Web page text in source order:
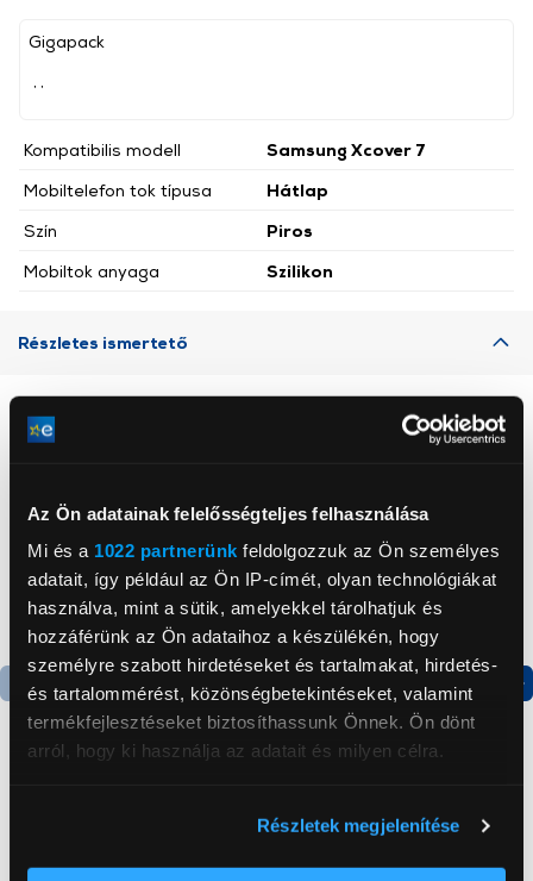
Az Ön adatainak felelősségteljes felhasználása
Mi és a 1022 partnerünk feldolgozzuk az Ön személyes
adatait, így például az Ön IP-címét, olyan technológiákat
használva, mint a sütik, amelyekkel tárolhatjuk és
hozzáférünk az Ön adataihoz a készülékén, hogy
személyre szabott hirdetéseket és tartalmakat, hirdetés-
és tartalommérést, közönségbetekintéseket, valamint
termékfejlesztéseket biztosíthassunk Önnek. Ön dönt
arról, hogy ki használja az adatait és milyen célra.
elhelyezkedéséről pár méteres pontossággal
Részletek megjelenítése
Gigapack
Kompatibilis modell
Samsung Xcover 7
Mobiltelefon tok típusa
Hátlap
Szín
Piros
Mobiltok anyaga
Szilikon
Részletes ismertető
Termék adatlap Termék adatlap
Alulfagyasztós